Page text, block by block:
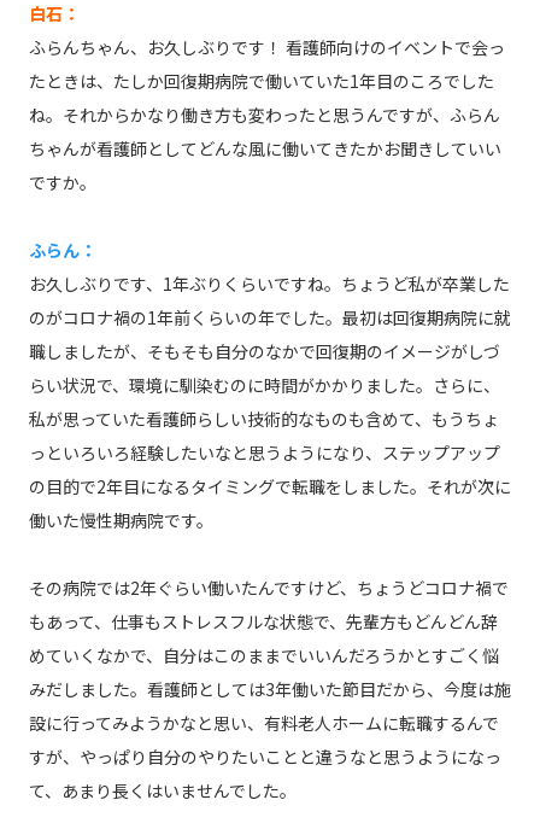
白石：
ふらんちゃん、お久しぶりです！ 看護師向けのイベントで会っ
たときは、たしか回復期病院で働いていた1年目のころでした
ね。それからかなり働き方も変わったと思うんですが、ふらん
ちゃんが看護師としてどんな風に働いてきたかお聞きしていい
ですか。
ふらん：
お久しぶりです、1年ぶりくらいですね。ちょうど私が卒業した
のがコロナ禍の1年前くらいの年でした。最初は回復期病院に就
職しましたが、そもそも自分のなかで回復期のイメージがしづ
らい状況で、環境に馴染むのに時間がかかりました。さらに、
私が思っていた看護師らしい技術的なものも含めて、もうちょ
っといろいろ経験したいなと思うようになり、ステップアップ
の目的で2年目になるタイミングで転職をしました。それが次に
働いた慢性期病院です。
その病院では2年ぐらい働いたんですけど、ちょうどコロナ禍で
もあって、仕事もストレスフルな状態で、先輩方もどんどん辞
めていくなかで、自分はこのままでいいんだろうかとすごく悩
みだしました。看護師としては3年働いた節目だから、今度は施
設に行ってみようかなと思い、有料老人ホームに転職するんで
すが、やっぱり自分のやりたいことと違うなと思うようになっ
て、あまり長くはいませんでした。